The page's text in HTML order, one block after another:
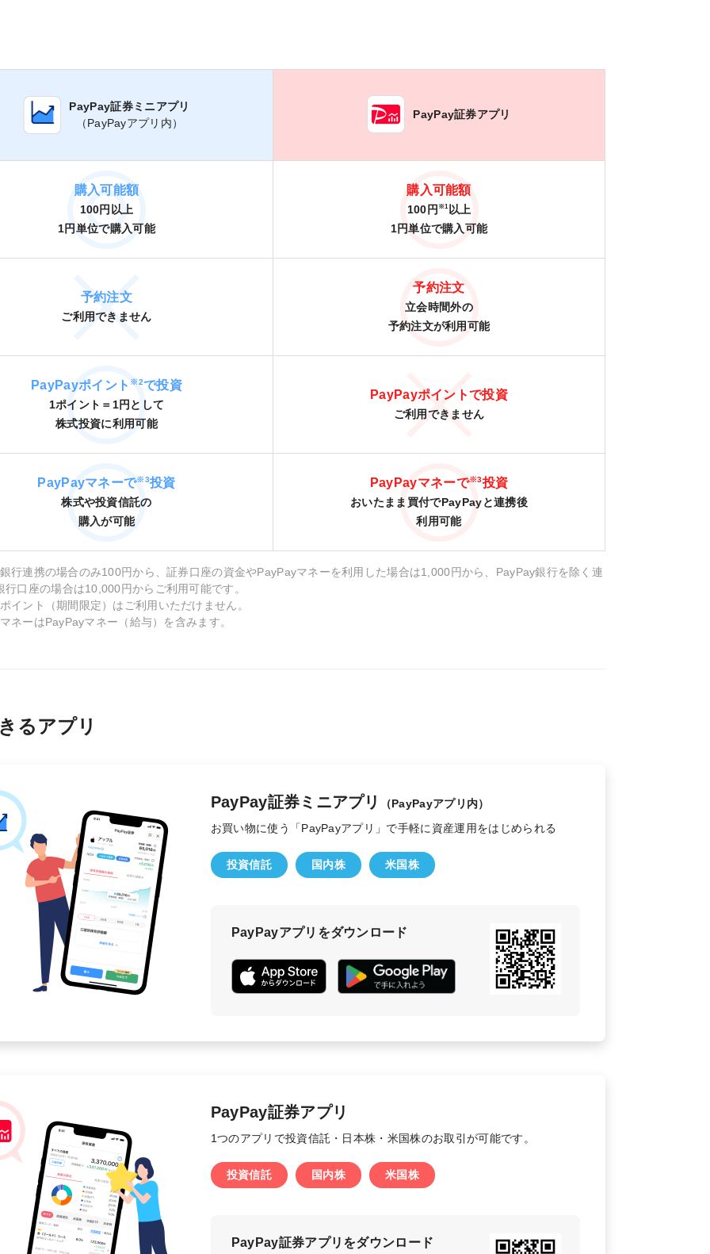
PayPay証券ミニアプリ
（PayPayアプリ内）
PayPay証券アプリ
購入可能額
100円以上
1円単位で購入可能
購入可能額
100円 ※1以上
1円単位で購入可能
予約注文
ご利用できません
予約注文
立会時間外の
予約注文が利用可能
PayPayポイント ※2で投資
1ポイント＝1円として
株式投資に利用可能
PayPayポイントで投資
ご利用できません
PayPayマネーで※3投資
株式や投資信託の
購入が可能
PayPayマネーで※3投資
おいたまま買付でPayPayと連携後
利用可能
行連携の場合のみ100円から、証券口座の資金やPayPayマネーを利用した場合は1,000円から、PayPay銀行を除く連
行口座の場合は10,000円からご利用可能です。
イント（期間限定）はご利用いただけません。
ネーはPayPayマネー（給与）を含みます。
るアプリ
PayPay証券ミニアプリ
（PayPayアプリ内）
お買い物に使う「PayPayアプリ」で手軽に資産運用をはじめられる
投資信託 国内株 米国株
PayPayアプリをダウンロード
PayPay証券アプリ
1つのアプリで投資信託・日本株・米国株のお取引が可能です。
投資信託 国内株 米国株
PayPay証券アプリをダウンロード